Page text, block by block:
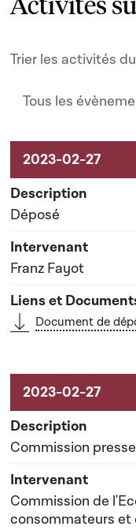
Trier les activités
Tous les
Activités sur le
Déposé
Franz Fayot
Document de
Commission
Commission de
consommateurs et